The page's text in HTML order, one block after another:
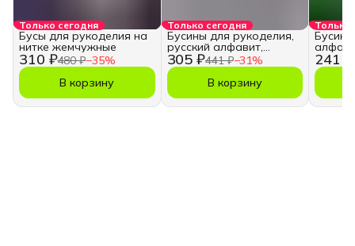
Только сегодня
310 ₽480 ₽−35%
Бусы для рукоделия на
нитке жемчужные
В корзину
Только сегодня
305 ₽441 ₽−31%
Бусины для рукоделия,
русский алфавит,
кубики
В корзину
Только
241 ₽